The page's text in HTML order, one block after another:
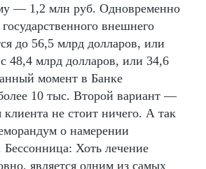
— 1,2 млн руб. Одновременно
внешнего
до 56,5 млрд долларов, или
48,4 млрд долларов, или 34,6
момент в Банке
10 тыс. Второй вариант —
клиента не стоит ничего. А так
о намерении
Бессонница: Хоть лечение
является одним из самых